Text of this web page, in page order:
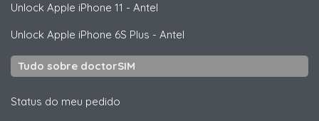
Unlock Apple iPhone 11 - Antel
Unlock Apple iPhone 6S Plus - Antel
Tudo sobre doctorSIM
Status do meu pedido